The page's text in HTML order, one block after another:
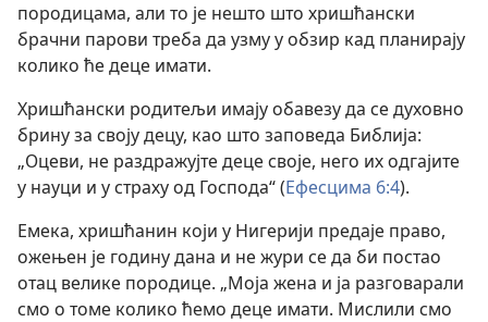
породицама, али то је нешто што хришћански
брачни парови треба да узму у обзир кад планирају
колико ће деце имати.
Хришћански родитељи имају обавезу да се духовно
брину за своју децу, као што заповеда Библија:
„Оцеви, не раздражујте деце своје, него их одгајите
у науци и у страху од Господа“ (Ефесцима 6:4).
Емека, хришћанин који у Нигерији предаје право,
ожењен је годину дана и не жури се да би постао
отац велике породице. „Моја жена и ја разговарали
смо о томе колико ћемо деце имати. Мислили смо